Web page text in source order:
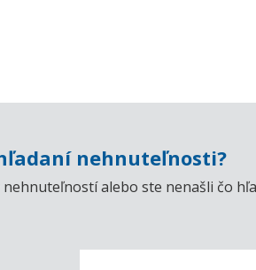
nehnuteľnosti?
alebo ste nenašli čo